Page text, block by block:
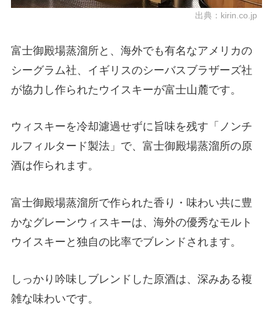
出典： kirin.co.jp
富士御殿場蒸溜所と、海外でも有名なアメリカの
シーグラム社、イギリスのシーバスブラザーズ社
が協力し作られたウイスキーが富士山麓です。
ウィスキーを冷却濾過せずに旨味を残す「ノンチ
ルフィルタード製法」で、富士御殿場蒸溜所の原
酒は作られます。
富士御殿場蒸溜所で作られた香り・味わい共に豊
かなグレーンウィスキーは、海外の優秀なモルト
ウイスキーと独自の比率でブレンドされます。
しっかり吟味しブレンドした原酒は、深みある複
雑な味わいです。